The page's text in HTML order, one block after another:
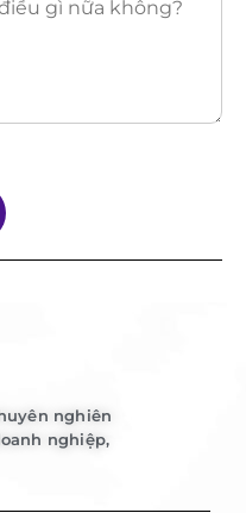
nghiên
nghiệp,